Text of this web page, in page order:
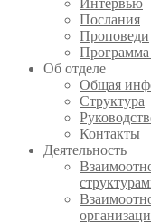
Интервью
Послания
Проповеди
Программа
Об отделе
Общая
Структура
Контакты
Деятельность